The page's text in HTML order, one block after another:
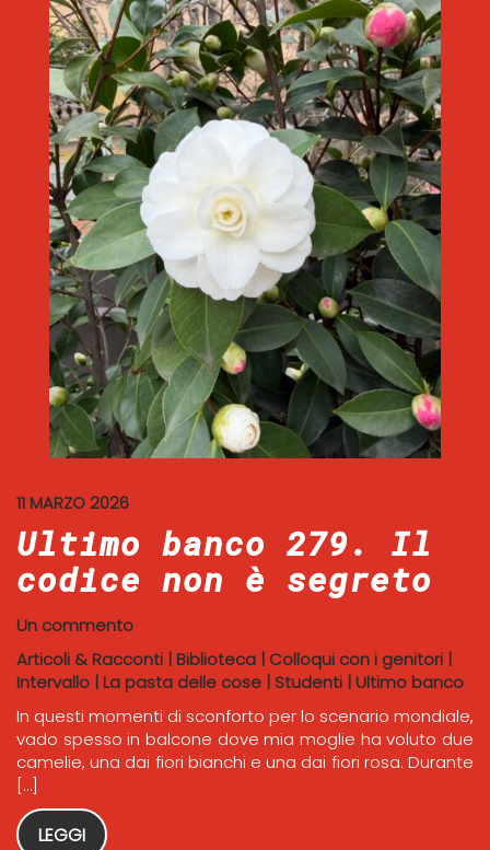
11 MARZO 2026
Ultimo banco 279. Il
codice non è segreto
Un commento
Articoli & Racconti | Biblioteca | Colloqui con i genitori |
Intervallo | La pasta delle cose | Studenti | Ultimo banco
In questi momenti di sconforto per lo scenario mondiale,
vado spesso in balcone dove mia moglie ha voluto due
camelie, una dai fiori bianchi e una dai fiori rosa. Durante
[…]
LEGGI